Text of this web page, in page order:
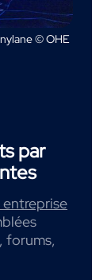
© OHE
par
forums,